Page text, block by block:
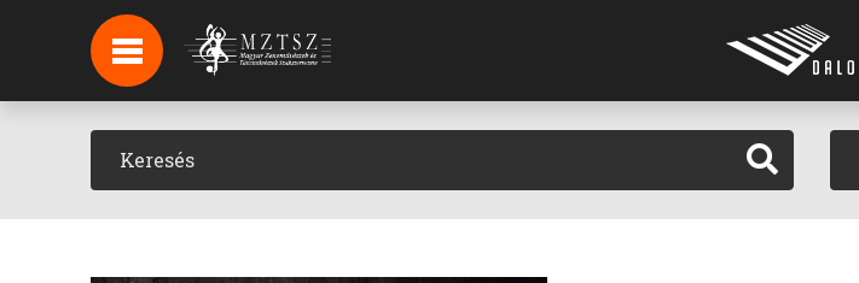
HÍREK
HÍRLEVÉL FELIRATKOZÁS
PODCAST